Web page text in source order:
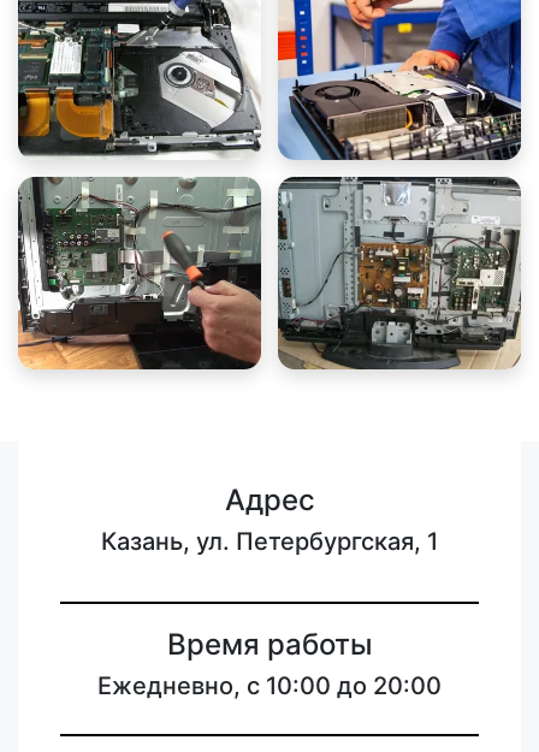
Адрес
Казань, ул. Петербургская, 1
Время работы
Ежедневно, с 10:00 до 20:00